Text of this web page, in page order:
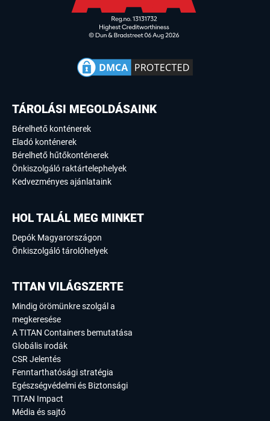
TÁROLÁSI MEGOLDÁSAINK
Bérelhető konténerek
Eladó konténerek
Bérelhető hűtőkonténerek
Önkiszolgáló raktártelephelyek
Kedvezményes ajánlataink
HOL TALÁL MEG MINKET
Depók Magyarországon
Önkiszolgáló tárolóhelyek
TITAN VILÁGSZERTE
Mindig örömünkre szolgál a
megkeresése
A TITAN Containers bemutatása
Globális irodák
CSR Jelentés
Fenntarthatósági stratégia
Egészségvédelmi és Biztonsági
TITAN Impact
Média és sajtó